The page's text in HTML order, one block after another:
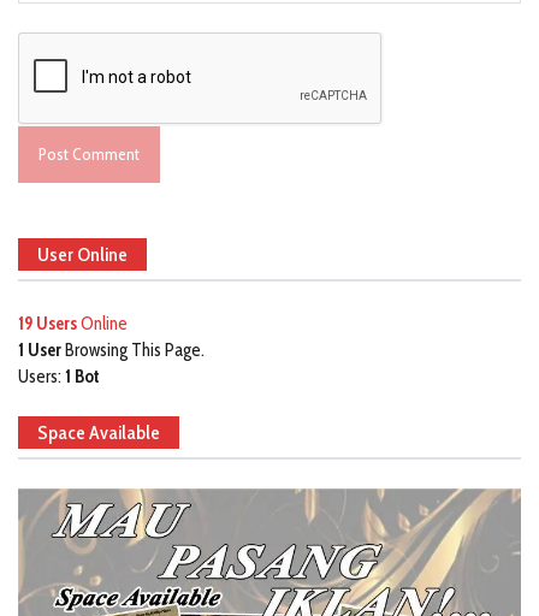
User Online
19 UsersOnline
1 UserBrowsing This Page.
Users: 1 Bot
Space Available